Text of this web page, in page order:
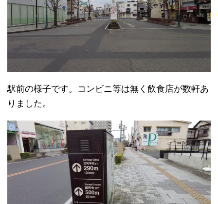
駅前の様子です。コンビニ等は無く飲食店が数軒あ
りました。